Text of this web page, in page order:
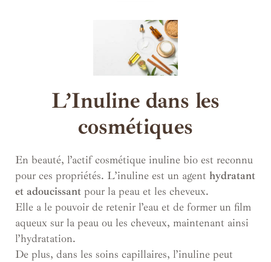
L’Inuline dans les
cosmétiques
En beauté, l’actif cosmétique inuline bio est reconnu
pour ces propriétés. L’inuline est un agent hydratant
et adoucissant pour la peau et les cheveux.
Elle a le pouvoir de retenir l’eau et de former un film
aqueux sur la peau ou les cheveux, maintenant ainsi
l’hydratation.
De plus, dans les soins capillaires, l’inuline peut